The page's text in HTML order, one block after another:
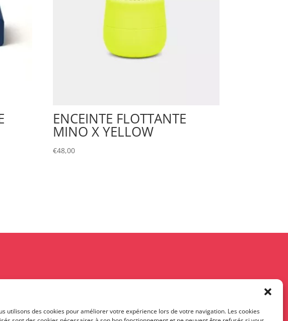
utilisons des cookies pour améliorer votre expérience lors de votre navigation. Les cookies
ENCEINTE FLOTTANTE
MINO X YELLOW
€48,00